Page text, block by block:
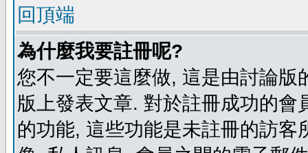
回頂端
為什麼我要註冊呢?
您不一定要這麼做, 這是由討論
版上發表文章. 對於註冊成功的
的功能, 這些功能是未註冊的訪